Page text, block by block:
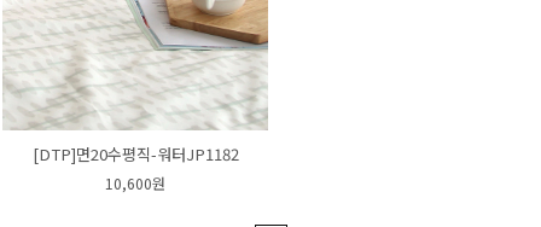
[DTP]면20수평직-워터JP1182
10,600원